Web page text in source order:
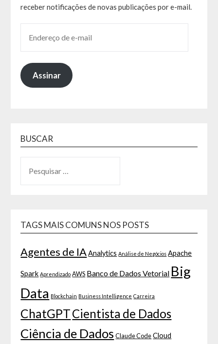
receber notificações de novas publicações por e-mail.
Assinar
BUSCAR
TAGS MAIS COMUNS NOS POSTS
Agentes de IA Analytics Análise de Negócios Apache
Spark Aprendizado AWS Banco de Dados Vetorial Big
Data Blockchain Business Intelligence Carreira
ChatGPTCientista de Dados
Ciência de Dados Claude Code Cloud